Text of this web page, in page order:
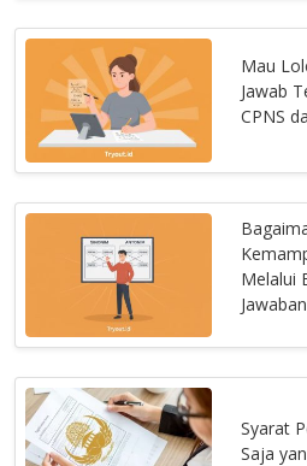
Mau
Jawab
CPNS
Melalui
Syarat
Saja